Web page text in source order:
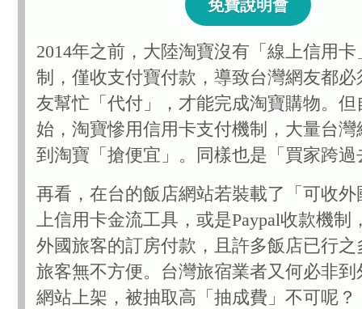
2014年之前，大陸淘寶沒有「線上信用
制，僅收支付寶付款，導致台灣網友都必
友幫忙「代付」，才能完成淘寶購物。但
始，淘寶慘用信用卡支付機制，大量台灣
到淘寶「搶便宜」。同樣也是「買家跨過
再看，在台的飯店網站若裝載了「可收外
上信用卡金流工具，或是Paypal收款機制
外國旅客的訂房付款，且許多飯店已行之
旅客無不方便。台灣旅宿業者又何必非到
網站上架，被抽取高「抽成費」不可呢？